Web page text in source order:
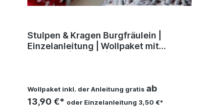
Stulpen & Kragen Burgfräulein |
Einzelanleitung | Wollpaket mit
Wollpaket inkl. der Anleitung gratis ab
13,90 €* oder Einzelanleitung 3,50 €*